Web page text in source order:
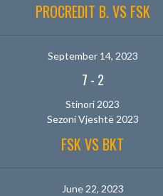
PROCREDIT B. VS FSK
September 14, 2023
7 - 2
Stinori 2023
Sezoni Vjeshtë 2023
FSK VS BKT
June 22, 2023